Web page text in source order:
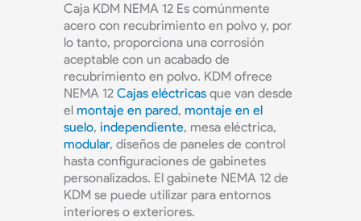
Caja KDM NEMA 12 Es comúnmente
acero con recubrimiento en polvo y, por
lo tanto, proporciona una corrosión
aceptable con un acabado de
recubrimiento en polvo. KDM ofrece
NEMA 12 Cajas eléctricas que van desde
el montaje en pared, montaje en el
suelo, independiente, mesa eléctrica,
modular, diseños de paneles de control
hasta configuraciones de gabinetes
personalizados. El gabinete NEMA 12 de
KDM se puede utilizar para entornos
interiores o exteriores.